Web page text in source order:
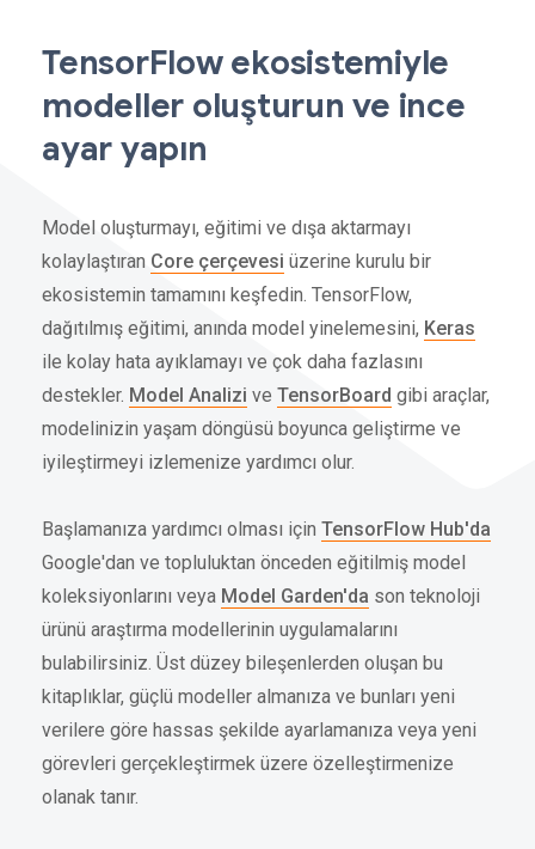
TensorFlow ekosistemiyle
modeller oluşturun ve ince
ayar yapın
Model oluşturmayı, eğitimi ve dışa aktarmayı
kolaylaştıran Core çerçevesi üzerine kurulu bir
ekosistemin tamamını keşfedin. TensorFlow,
dağıtılmış eğitimi, anında model yinelemesini, Keras
ile kolay hata ayıklamayı ve çok daha fazlasını
destekler. Model Analizi ve TensorBoard gibi araçlar,
modelinizin yaşam döngüsü boyunca geliştirme ve
iyileştirmeyi izlemenize yardımcı olur.
Başlamanıza yardımcı olması için TensorFlow Hub'da
Google'dan ve topluluktan önceden eğitilmiş model
koleksiyonlarını veya Model Garden'da son teknoloji
ürünü araştırma modellerinin uygulamalarını
bulabilirsiniz. Üst düzey bileşenlerden oluşan bu
kitaplıklar, güçlü modeller almanıza ve bunları yeni
verilere göre hassas şekilde ayarlamanıza veya yeni
görevleri gerçekleştirmek üzere özelleştirmenize
olanak tanır.